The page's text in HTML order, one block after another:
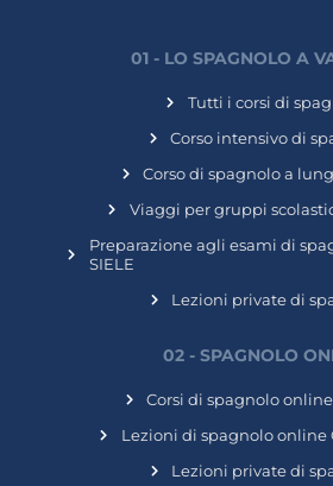
01 - LO SPAGNOLO A
Tutti i corsi di
Corso intensivo di
Corso di spagnolo a
Viaggi per gruppi
Preparazione agli esami di
SIELE
Lezioni private di
02 - SPAGNOLO
Corsi di spagnolo
Lezioni di spagnolo online
Lezioni private di